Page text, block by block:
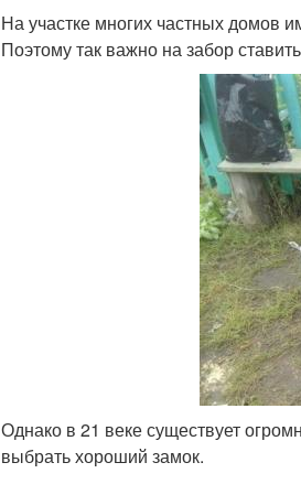
На участке многих частных домов
Поэтому так важно на забор
Однако в 21 веке существует
выбрать хороший замок.